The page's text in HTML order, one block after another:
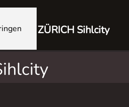
ZÜRICH Sihlcity